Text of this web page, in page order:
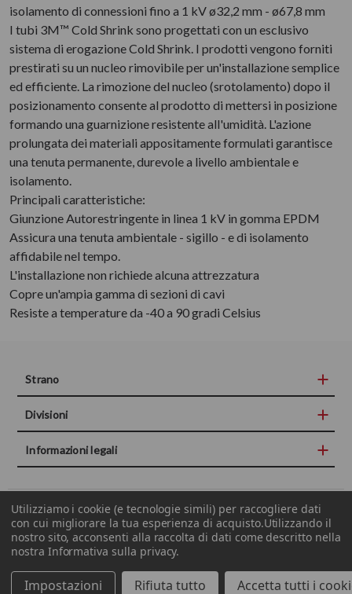
isolamento di connessioni fino a 1 kV ø32,2 mm - ø67,8 mm
I tubi 3M™ Cold Shrink sono progettati con un esclusivo
sistema di erogazione Cold Shrink. I prodotti vengono forniti
prestirati su un nucleo rimovibile per un'installazione semplice
ed efficiente. La rimozione del nucleo (srotolamento) dopo il
posizionamento consente al prodotto di mettersi in posizione
formando una guarnizione resistente all'umidità. L'azione
prolungata dei materiali appositamente formulati garantisce
una tenuta permanente, durevole a livello ambientale e
isolamento.
Principali caratteristiche:
Giunzione Autorestringente in linea 1 kV in gomma EPDM
Assicura una tenuta ambientale - sigillo - e di isolamento
affidabile nel tempo.
L'installazione non richiede alcuna attrezzatura
Copre un'ampia gamma di sezioni di cavi
Resiste a temperature da -40 a 90 gradi Celsius
Strano
Divisioni
Informazioni legali
COPYRIGHT© 2015-2019 STRANO S.P.A. P.IVA E CF 00672150877
Utilizziamo i cookie (e tecnologie simili) per raccogliere dati
con cui migliorare la tua esperienza di acquisto.Utilizzando il
nostro sito, acconsenti alla raccolta di dati come descritto nella
nostra Informativa sulla privacy.
Impostazioni Rifiuta tutto Accetta tutti i